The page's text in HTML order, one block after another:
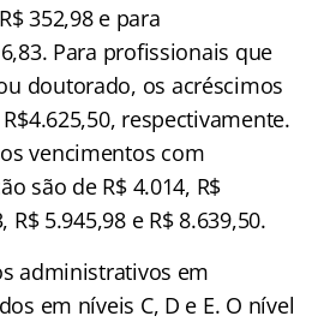
352,98 e para
Para profissionais que
doutorado, os acréscimos
respectivamente.
vencimentos com
são de R$ 4.014, R$
R$ 5.945,98 e R$ 8.639,50.
administrativos em
em níveis C, D e E. O nível